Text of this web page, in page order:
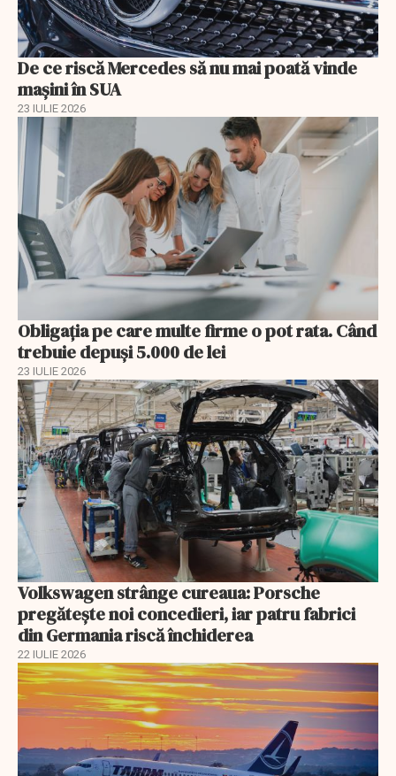
De ce riscă Mercedes să nu mai poată vinde
mașini în SUA
23 IULIE 2026
Obligația pe care multe firme o pot rata. Când
trebuie depuși 5.000 de lei
23 IULIE 2026
Volkswagen strânge cureaua: Porsche
pregătește noi concedieri, iar patru fabrici
din Germania riscă închiderea
22 IULIE 2026